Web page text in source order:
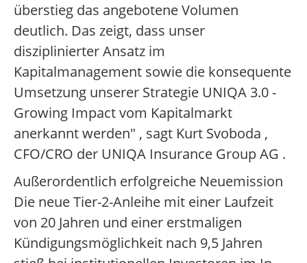
überstieg das angebotene Volumen
deutlich. Das zeigt, dass unser
disziplinierter Ansatz im
Kapitalmanagement sowie die konsequente
Umsetzung unserer Strategie UNIQA 3.0 -
Growing Impact vom Kapitalmarkt
anerkannt werden" , sagt Kurt Svoboda ,
CFO/CRO der UNIQA Insurance Group AG .
Außerordentlich erfolgreiche Neuemission
Die neue Tier-2-Anleihe mit einer Laufzeit
von 20 Jahren und einer erstmaligen
Kündigungsmöglichkeit nach 9,5 Jahren